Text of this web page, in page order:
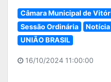
Câmara Municipal de
Sessão Ordinária
Notícia
UNIÃO BRASIL
16/10/2024 11:00:00